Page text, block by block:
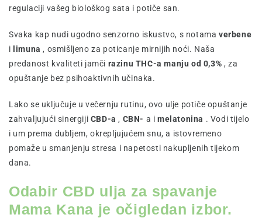
regulaciji vašeg biološkog sata i potiče san.
Svaka kap nudi ugodno senzorno iskustvo, s notama verbene
i limuna , osmišljeno za poticanje mirnijih noći. Naša
predanost kvaliteti jamči razinu THC-a manju od 0,3% , za
opuštanje bez psihoaktivnih učinaka.
Lako se uključuje u večernju rutinu, ovo ulje potiče opuštanje
zahvaljujući sinergiji CBD-a , CBN- a imelatonina . Vodi tijelo
i um prema dubljem, okrepljujućem snu, a istovremeno
pomaže u smanjenju stresa i napetosti nakupljenih tijekom
dana.
Odabir CBD ulja za spavanje
Mama Kana je očigledan izbor.